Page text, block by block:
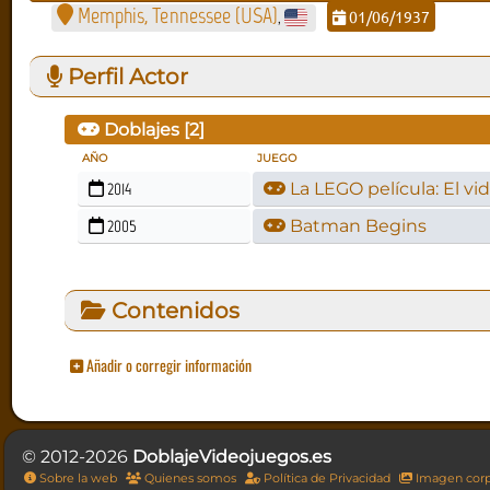
Memphis, Tennessee (USA), 01/06/1937
Perfil Actor
Doblajes [2]
AÑO JUEGO
2014 La LEGO película: El
2005 Batman Begins
Contenidos
Añadir o corregir información
© 2012-2026 DoblajeVideojuegos.es
Sobre la web Quienes somos Política de Privacidad Imagen